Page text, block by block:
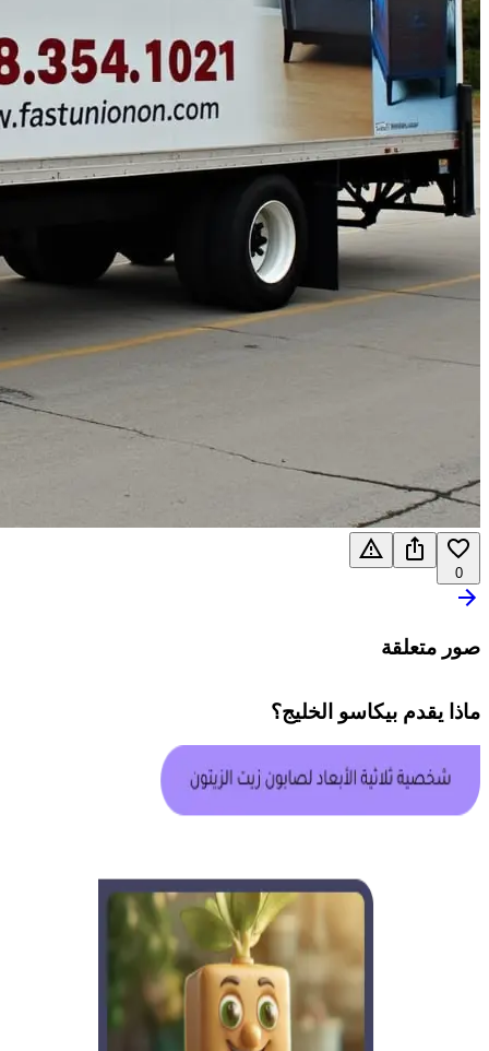
0
صور متعلقة
ماذا يقدم بيكاسو الخليج؟